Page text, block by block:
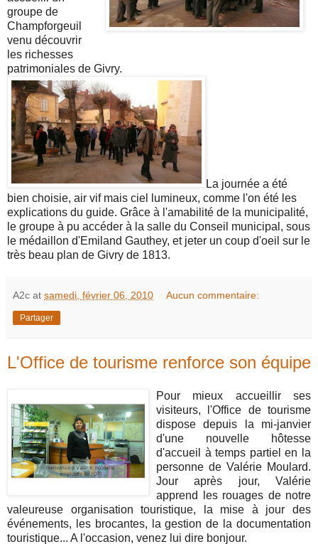
groupe de
Champforgeuil
venu découvrir
les richesses
patrimoniales de Givry.
La journée a été
bien choisie, air vif mais ciel lumineux, comme l'on été les
explications du guide. Grâce à l'amabilité de la municipalité,
le groupe à pu accéder à la salle du Conseil municipal, sous
le médaillon d'Emiland Gauthey, et jeter un coup d'oeil sur le
très beau plan de Givry de 1813.
A2c at samedi, février 06, 2010 Aucun commentaire:
Partager
L'Office de tourisme renforce son équipe
Pour mieux accueillir ses
visiteurs, l'Office de tourisme
dispose depuis la mi-janvier
d'une nouvelle hôtesse
d'accueil à temps partiel en la
personne de Valérie Moulard.
Jour après jour, Valérie
apprend les rouages de notre
valeureuse organisation touristique, la mise à jour des
événements, les brocantes, la gestion de la documentation
touristique... A l'occasion, venez lui dire bonjour.